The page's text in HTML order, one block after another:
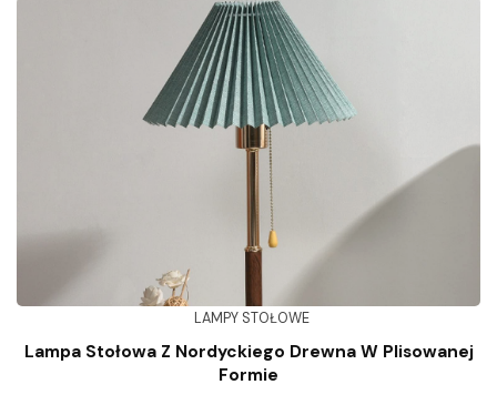
LAMPY STOŁOWE
Lampa Stołowa Z Nordyckiego Drewna W Plisowanej
Formie